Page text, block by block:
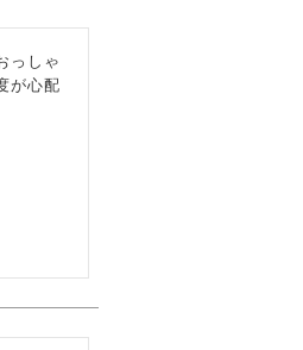
っしゃ
が心配